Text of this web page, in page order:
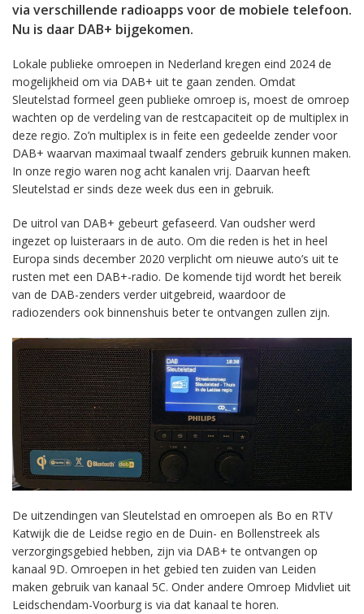
via verschillende radioapps voor de mobiele telefoon.
Nu is daar DAB+ bijgekomen.
Lokale publieke omroepen in Nederland kregen eind 2024 de
mogelijkheid om via DAB+ uit te gaan zenden. Omdat
Sleutelstad formeel geen publieke omroep is, moest de omroep
wachten op de verdeling van de restcapaciteit op de multiplex in
deze regio. Zo’n multiplex is in feite een gedeelde zender voor
DAB+ waarvan maximaal twaalf zenders gebruik kunnen maken.
In onze regio waren nog acht kanalen vrij. Daarvan heeft
Sleutelstad er sinds deze week dus een in gebruik.
De uitrol van DAB+ gebeurt gefaseerd. Van oudsher werd
ingezet op luisteraars in de auto. Om die reden is het in heel
Europa sinds december 2020 verplicht om nieuwe auto’s uit te
rusten met een DAB+-radio. De komende tijd wordt het bereik
van de DAB-zenders verder uitgebreid, waardoor de
radiozenders ook binnenshuis beter te ontvangen zullen zijn.
De uitzendingen van Sleutelstad en omroepen als Bo en RTV
Katwijk die de Leidse regio en de Duin- en Bollenstreek als
verzorgingsgebied hebben, zijn via DAB+ te ontvangen op
kanaal 9D. Omroepen in het gebied ten zuiden van Leiden
maken gebruik van kanaal 5C. Onder andere Omroep Midvliet uit
Leidschendam-Voorburg is via dat kanaal te horen.